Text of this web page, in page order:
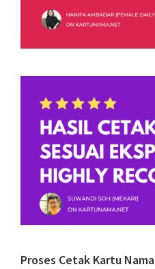
Proses Cetak Kartu Nama